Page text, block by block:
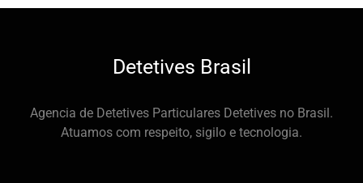
Detetives Brasil
Agencia de Detetives Particulares Detetives no Brasil.
Atuamos com respeito, sigilo e tecnologia.